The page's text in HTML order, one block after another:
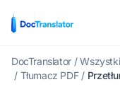
DocTranslator /
/ Tłumacz PDF /